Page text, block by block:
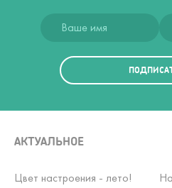
АКТУАЛЬНОЕ
Цвет настроения - лето!